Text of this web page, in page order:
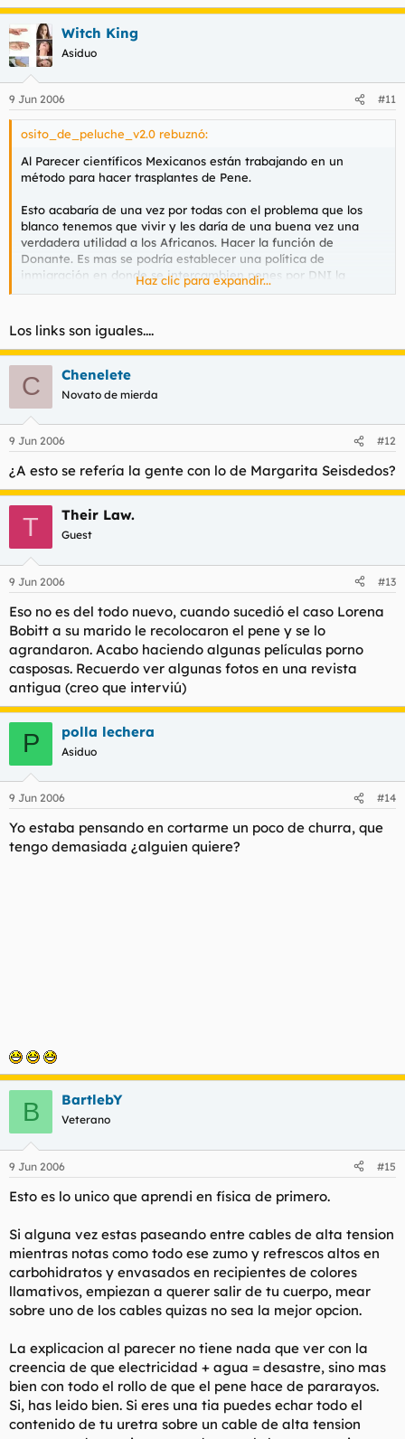
Witch King
Asiduo
9 Jun 2006 #11
osito_de_peluche_v2.0 rebuznó:
Al Parecer científicos Mexicanos están trabajando en un
método para hacer trasplantes de Pene.
Esto acabaría de una vez por todas con el problema que los
blanco tenemos que vivir y les daría de una buena vez una
verdadera utilidad a los Africanos. Hacer la función de
Donante. Es mas se podría establecer una política de
inmigración en donde se intercambien penes por DNI la
consigna seria
Amigo un mundo de posibilidades te espera en Europa a
Cambio de tu Pene.
Bueno espero que esto se haga realidad y pronto podamos
disfrutar de este avance tecnológico.
Sin Mas Aquí les dejo un Link.
https://www.jmnoticias.com/wjmdata/NOTtecno/pene.htm
Este link es mas curioso aun.
Nos muestra que en Rusia están haciendo que crezca un pene
en el brazo de un niño. esto sin duda le complicara un poco lo
de las pajas pero le facilitara las folladas.
https://www.jmnoticias.com/wjmdata/NOTtecno/pene.htm
Haz clic para expandir...
Los links son iguales....
C Chenelete
Novato de mierda
9 Jun 2006 #12
¿A esto se refería la gente con lo de Margarita Seisdedos?
T Their Law.
Guest
9 Jun 2006 #13
Eso no es del todo nuevo, cuando sucedió el caso Lorena
Bobitt a su marido le recolocaron el pene y se lo
agrandaron. Acabo haciendo algunas películas porno
casposas. Recuerdo ver algunas fotos en una revista
antigua (creo que interviú)
P polla lechera
Asiduo
9 Jun 2006 #14
Yo estaba pensando en cortarme un poco de churra, que
tengo demasiada ¿alguien quiere?
B BartlebY
Veterano
9 Jun 2006 #15
Esto es lo unico que aprendi en física de primero.
Si alguna vez estas paseando entre cables de alta tension
mientras notas como todo ese zumo y refrescos altos en
carbohidratos y envasados en recipientes de colores
llamativos, empiezan a querer salir de tu cuerpo, mear
sobre uno de los cables quizas no sea la mejor opcion.
La explicacion al parecer no tiene nada que ver con la
creencia de que electricidad + agua = desastre, sino mas
bien con todo el rollo de que el pene hace de pararayos.
Si, has leido bien. Si eres una tia puedes echar todo el
contenido de tu uretra sobre un cable de alta tension